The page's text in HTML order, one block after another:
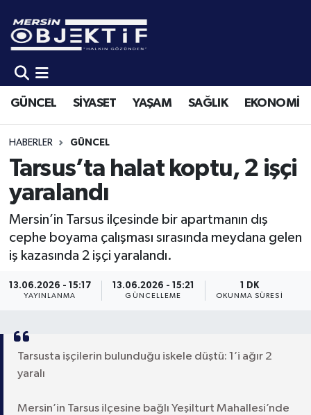
GÜNCEL SİYASET YAŞAM SAĞLIK EKONOMİ
HABERLER GÜNCEL
Tarsus’ta halat koptu, 2 işçi
yaralandı
Mersin’in Tarsus ilçesinde bir apartmanın dış
cephe boyama çalışması sırasında meydana gelen
iş kazasında 2 işçi yaralandı.
13.06.2026 - 15:17
YAYINLANMA
13.06.2026 - 15:21
GÜNCELLEME
1 DK
OKUNMA SÜRESI
Tarsusta işçilerin bulunduğu iskele düştü: 1’i ağır 2
yaralı
Mersin’in Tarsus ilçesine bağlı Yeşilturt Mahallesi’nde
GÜNCEL
SİYASET
YAŞAM
SAĞLIK
EKONOMİ
KÜLTÜR-SANAT
EĞİTİM
Mersin Hava Durumu
Mersin Trafik Yoğunluk Haritası
Süper Lig Puan Durumu ve Fikstür
Tüm Manşetler
Son Dakika Haberleri